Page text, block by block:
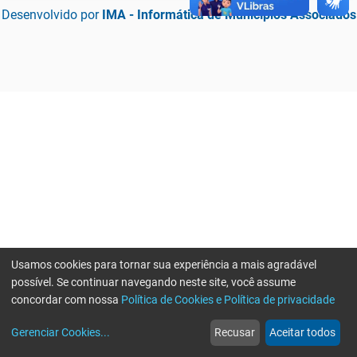
Desenvolvido por IMA - Informática de Municípios Associados
web
Notícias
more_horiz
Mais
Usamos cookies para tornar sua experiência a mais agradável
possível. Se continuar navegando neste site, você assume
concordar com nossa Política de Cookies e Política de privacidade
Gerenciar Cookies... Recusar Aceitar todos
Erro ao enviar informações, por favor tente novamente